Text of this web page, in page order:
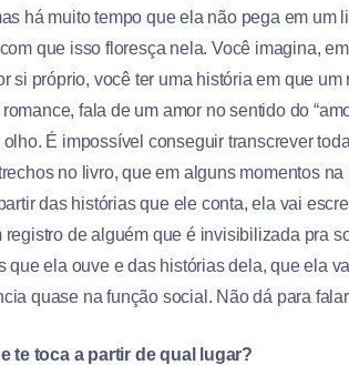
há muito tempo que ela não pega em
que isso floresça nela. Você imagina,
si próprio, você ter uma história em que
fala de um amor no sentido do
É impossível conseguir transcrever
no livro, que em alguns momentos
das histórias que ele conta, ela vai
registro de alguém que é invisibilizada pra
que ela ouve e das histórias dela, que ela
quase na função social. Não dá para
te toca a partir de qual lugar?